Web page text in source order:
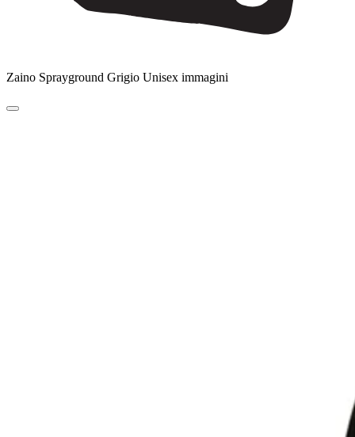
Zaino Sprayground Grigio Unisex immagini